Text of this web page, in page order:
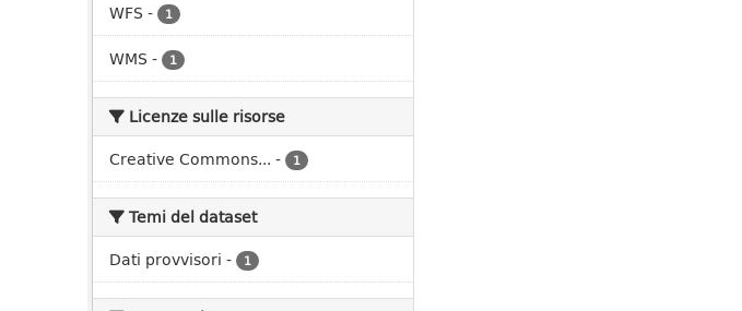
WFS - 1
WMS - 1
Licenze sulle risorse
Creative Commons... - 1
Temi del dataset
Dati provvisori - 1